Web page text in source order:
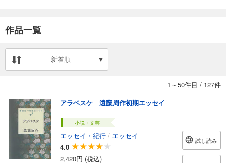
作品一覧
新着順
1～50件目 / 127件
アラベスケ 遠藤周作初期エッセイ
小説・文芸
エッセイ・紀行 / エッセイ
4.0
2,420円 (税込)
試し読み